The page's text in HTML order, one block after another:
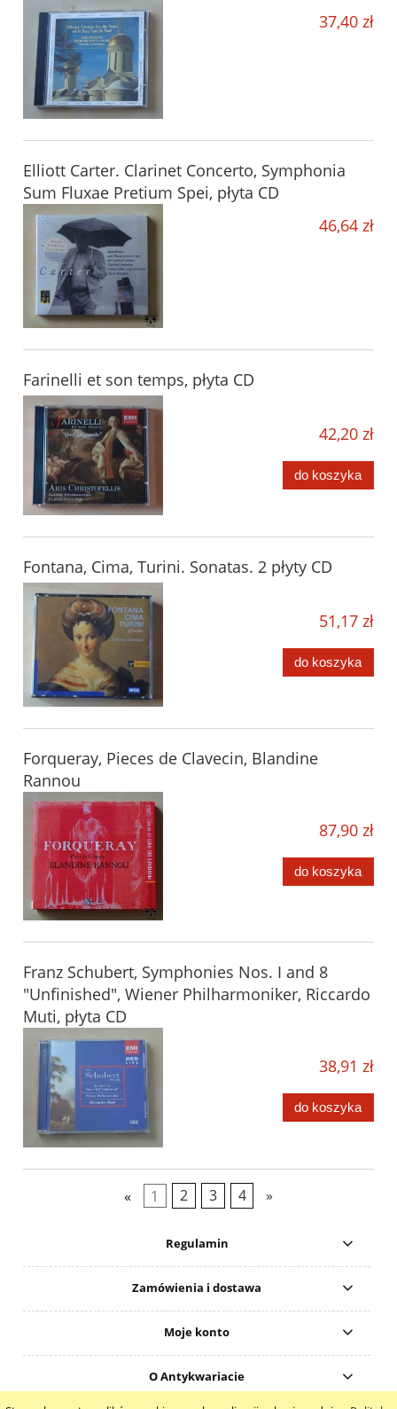
37,40 zł
Elliott Carter. Clarinet Concerto, Symphonia
Sum Fluxae Pretium Spei, płyta CD
46,64 zł
Farinelli et son temps, płyta CD
42,20 zł
do koszyka
Fontana, Cima, Turini. Sonatas. 2 płyty CD
51,17 zł
do koszyka
Forqueray, Pieces de Clavecin, Blandine
Rannou
87,90 zł
do koszyka
Franz Schubert, Symphonies Nos. I and 8
"Unfinished", Wiener Philharmoniker, Riccardo
Muti, płyta CD
38,91 zł
do koszyka
« 1 2 3 4 »
Regulamin
Zamówienia i dostawa
Moje konto
O Antykwariacie